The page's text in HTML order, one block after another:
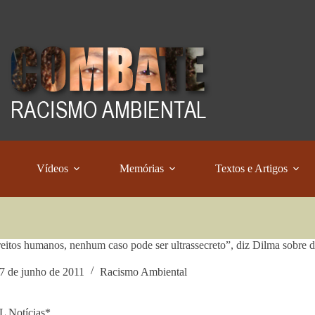
Vídeos Memórias Textos e Artigos
humanos, nenhum caso pode ser ultrassecreto”, diz Dilma sobre
de junho de 2011 Racismo Ambiental
Notícias*